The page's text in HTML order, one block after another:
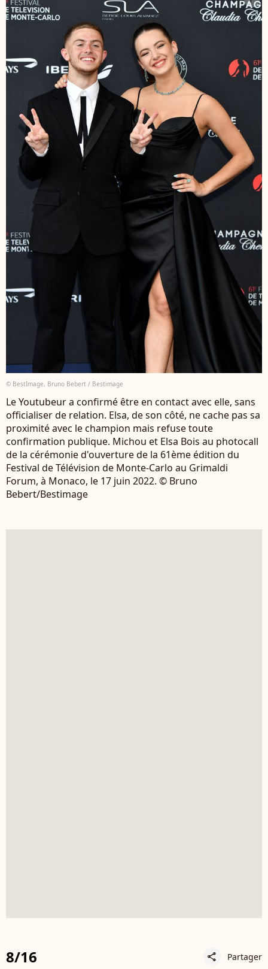
© BestImage, Bruno Bebert / Bestimage
Le Youtubeur a confirmé être en contact avec elle, sans
officialiser de relation. Elsa, de son côté, ne cache pas sa
proximité avec le champion mais refuse toute
confirmation publique. Michou et Elsa Bois au photocall
de la cérémonie d'ouverture de la 61ème édition du
Festival de Télévision de Monte-Carlo au Grimaldi
Forum, à Monaco, le 17 juin 2022. © Bruno
Bebert/Bestimage
8/16 share Partager